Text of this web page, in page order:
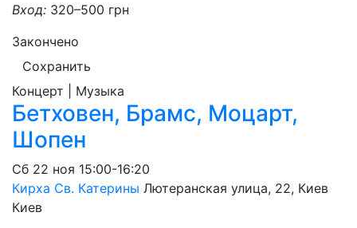
Вход: 320–500 грн
Закончено
Сохранить
Концерт | Музыка
Бетховен, Брамс, Моцарт,
Шопен
Сб 22 ноя 15:00-16:20
Кирха Св. Катерины Лютеранская улица, 22, Киев
Киев